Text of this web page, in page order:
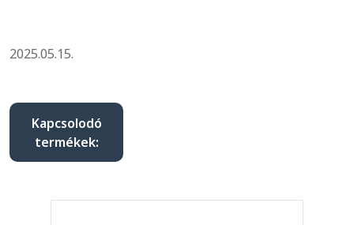
2025.05.15.
Kapcsolodó
termékek: